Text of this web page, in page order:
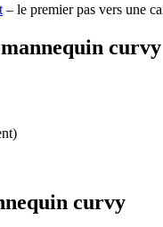
– le premier pas vers une
curvy
curvy